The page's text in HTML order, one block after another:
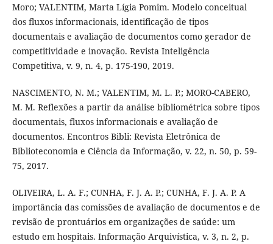
Moro; VALENTIM, Marta Lígia Pomim. Modelo conceitual
dos fluxos informacionais, identificação de tipos
documentais e avaliação de documentos como gerador de
competitividade e inovação. Revista Inteligência
Competitiva, v. 9, n. 4, p. 175-190, 2019.
NASCIMENTO, N. M.; VALENTIM, M. L. P.; MORO-CABERO,
M. M. Reflexões a partir da análise bibliométrica sobre tipos
documentais, fluxos informacionais e avaliação de
documentos. Encontros Bibli: Revista Eletrônica de
Biblioteconomia e Ciência da Informação, v. 22, n. 50, p. 59-
75, 2017.
OLIVEIRA, L. A. F.; CUNHA, F. J. A. P.; CUNHA, F. J. A. P. A
importância das comissões de avaliação de documentos e de
revisão de prontuários em organizações de saúde: um
estudo em hospitais. Informação Arquivística, v. 3, n. 2, p.